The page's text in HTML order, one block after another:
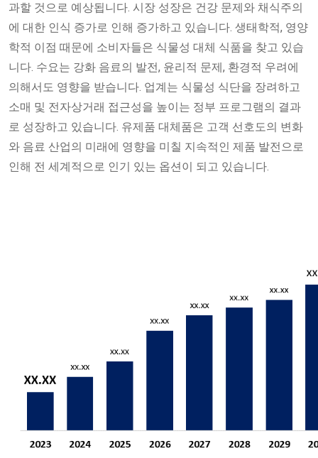
과할 것으로 예상됩니다. 시장 성장은 건강 문제와 채식주의
에 대한 인식 증가로 인해 증가하고 있습니다. 생태학적, 영양
학적 이점 때문에 소비자들은 식물성 대체 식품을 찾고 있습
니다. 수요는 강화 음료의 발전, 윤리적 문제, 환경적 우려에
의해서도 영향을 받습니다. 업계는 식물성 식단을 장려하고
소매 및 전자상거래 접근성을 높이는 정부 프로그램의 결과
로 성장하고 있습니다. 유제품 대체품은 고객 선호도의 변화
와 음료 산업의 미래에 영향을 미칠 지속적인 제품 발전으로
인해 전 세계적으로 인기 있는 옵션이 되고 있습니다.